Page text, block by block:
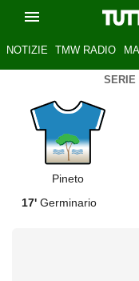
NOTIZIE TMW RADIO
SERIE
Pineto
17' Germinario